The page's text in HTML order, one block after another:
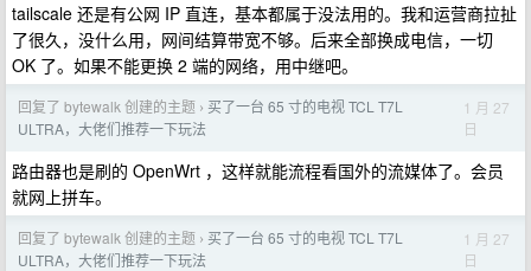
tailscale 还是有公网 IP 直连，基本都属于没法用的。我和运营商拉扯
了很久，没什么用，网间结算带宽不够。后来全部换成电信，一切
OK 了。如果不能更换 2 端的网络，用中继吧。
回复了 bytewalk 创建的主题 › 买了一台 65 寸的电视 TCL T7L
ULTRA，大佬们推荐一下玩法
1 月 27
日
路由器也是刷的 OpenWrt ，这样就能流程看国外的流媒体了。会员
就网上拼车。
回复了 bytewalk 创建的主题 › 买了一台 65 寸的电视 TCL T7L
ULTRA，大佬们推荐一下玩法
1 月 27
日